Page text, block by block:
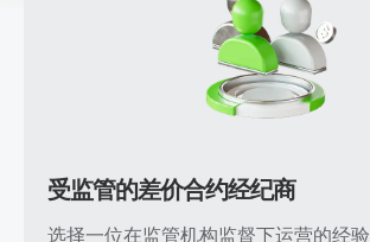
受监管的差价合约经纪商
选择一位在监管机构监督下运营的经验